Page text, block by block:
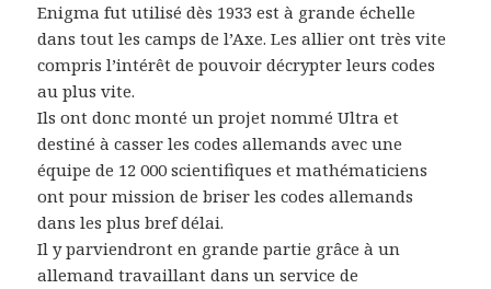
Enigma fut utilisé dès 1933 est à grande échelle
dans tout les camps de l’Axe. Les allier ont très vite
compris l’intérêt de pouvoir décrypter leurs codes
au plus vite.
Ils ont donc monté un projet nommé Ultra et
destiné à casser les codes allemands avec une
équipe de 12 000 scientifiques et mathématiciens
ont pour mission de briser les codes allemands
dans les plus bref délai.
Il y parviendront en grande partie grâce à un
allemand travaillant dans un service de